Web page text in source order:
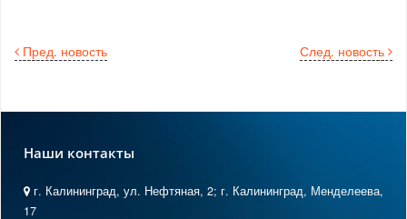
След. новость
Пред. новость
Наши контакты
г. Калининград, ул. Нефтяная, 2; г. Калининград, Менделеева,
17